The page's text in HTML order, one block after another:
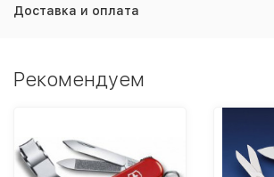
Доставка и оплата
Рекомендуем